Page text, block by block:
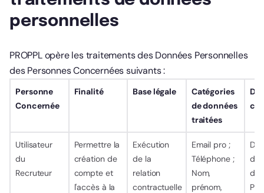
personnelles
PROPPL opère les traitements des Données Personnelles
des Personnes Concernées suivants :
Personne
Concernée
Finalité Base légale
Catégories
de données
traitées
Utilisateur
du
Recruteur
Permettre la
création de
compte et
l'accès à la
Exécution
de la
relation
contractuelle
Email pro ;
Téléphone ;
Nom,
prénom,
de